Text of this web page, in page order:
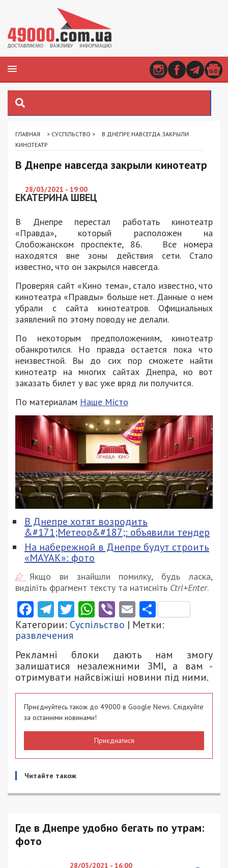
ГЛАВНАЯ > СУСПІЛЬСТВО >
В ДНЕПРЕ НАВСЕГДА ЗАКРЫЛИ
КИНОТЕАТР
В Днепре навсегда закрыли кинотеатр
28/03/2021 - 19:00
ЕКАТЕРИНА ШВЕЦ
В Днепре перестал работать кинотеатр
«Правда», который расположен на
Слобожанском проспекте, 86. Все номера
находятся вне зоны действия сети. Стало
известно, что он закрылся навсегда.
Проверяя сайт «Кино тема», стало известно, что
кинотеатра «Правды» больше нет. Данные о нем
убрали с сайта кинотеатров. Официальных
заявлений по этому поводу не делали.
По некоторым предположениям, кинотеатр
обанкротился. Но правда остается пока что
неизвестной. Вы до сих пор сможете найти
кинотеатр на многих сайтах Днепра, но вот
заказать билет у вас уже вряд ли получится.
По материалам Наше Місто
В Днепре хотят возродить
&#171;Метеор&#187;: объявили тендер
На набережной в Днепре будут строить
«MAYAK»: фото
Якщо ви знайшли помилку, будь ласка,
виділіть фрагмент тексту та натисніть Ctrl+Enter.
Facebook
Telegram
Twitter
WhatsApp
ViberEmail
Категории: Суспільство | Метки:
развлечения
Рекламні блоки дають нам змогу
залишатися незалежними ЗМІ, а вам -
отримувати найсвіжіші новини під ними.
Приєднуйтесь також до 49000 в Google News. Слідкуйте
за останніми новинами!
Приєднатися
Читайте також
Где в Днепре удобно бегать по утрам:
фото
28/03/2021 - 16:00